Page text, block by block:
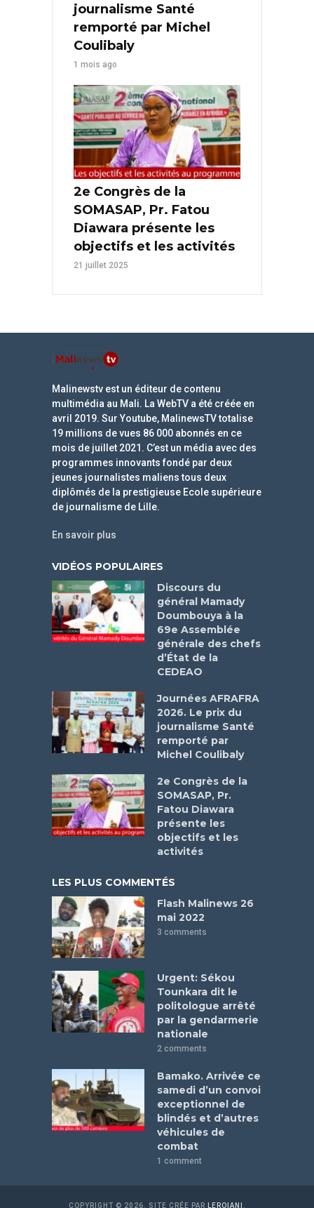
journalisme Santé
remporté par Michel
Coulibaly
1 mois ago
2e Congrès de la
SOMASAP, Pr. Fatou
Diawara présente les
objectifs et les activités
21 juillet 2025
Malinewstv est un éditeur de contenu
multimédia au Mali. La WebTV a été créée en
avril 2019. Sur Youtube, MalinewsTV totalise
19 millions de vues 86 000 abonnés en ce
mois de juillet 2021. C’est un média avec des
programmes innovants fondé par deux
jeunes journalistes maliens tous deux
diplômés de la prestigieuse Ecole supérieure
de journalisme de Lille.
En savoir plus
VIDÉOS POPULAIRES
Discours du
général Mamady
Doumbouya à la
69e Assemblée
générale des chefs
d’État de la
CEDEAO
Journées AFRAFRA
2026. Le prix du
journalisme Santé
remporté par
Michel Coulibaly
2e Congrès de la
SOMASAP, Pr.
Fatou Diawara
présente les
objectifs et les
activités
LES PLUS COMMENTÉS
Flash Malinews 26
mai 2022
3 comments
Urgent: Sékou
Tounkara dit le
politologue arrêté
par la gendarmerie
nationale
2 comments
Bamako. Arrivée ce
samedi d’un convoi
exceptionnel de
blindés et d’autres
véhicules de
combat
1 comment
COPYRIGHT © 2026. SITE CRÉE PAR LEROIANI